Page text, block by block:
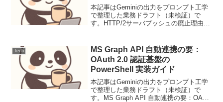
本記事はGeminiの出力をプロンプト工学
で整理した業務ドラフト（未検証）で
す。HTTP/2サーバプッシュの廃止理由と
年5月にRFC 7540として標準化...
Tech
MS Graph API 自動連携の要：
OAuth 2.0 認証基盤の
PowerShell 実装ガイド
本記事はGeminiの出力をプロンプト工学
で整理した業務ドラフト（未検証）で
す。MS Graph API 自動連携の要：OAuth